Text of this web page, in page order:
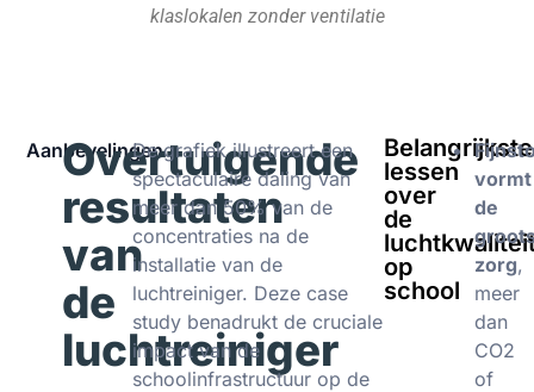
klaslokalen zonder ventilatie
Aanbevelingen
Overtuigende
resultaten
van
de
luchtreiniger
De grafiek illustreert een
spectaculaire daling van
meer dan 50% van de
concentraties na de
installatie van de
luchtreiniger. Deze case
study benadrukt de cruciale
impact van de
schoolinfrastructuur op de
Belangrijkste
lessen
over
de
op
school
vormt
de
zorg,
meer
dan
CO2
of